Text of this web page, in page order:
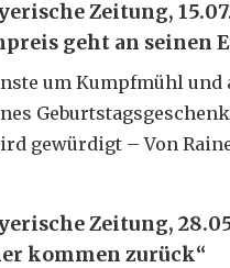
Zeitung,
geht an seinen
um Kumpfmühl und
gewürdigt – Von
Zeitung,
kommen zurück“